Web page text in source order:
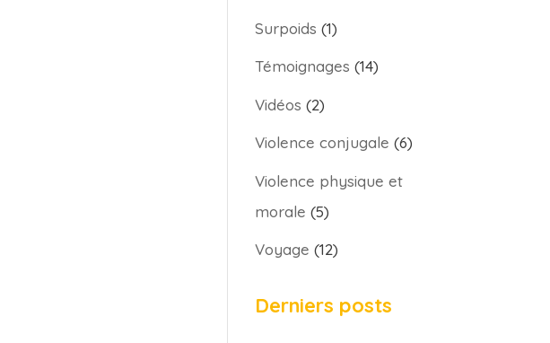
Surpoids (1)
Témoignages (14)
Vidéos (2)
Violence conjugale (6)
Violence physique et
morale (5)
Voyage (12)
Derniers posts